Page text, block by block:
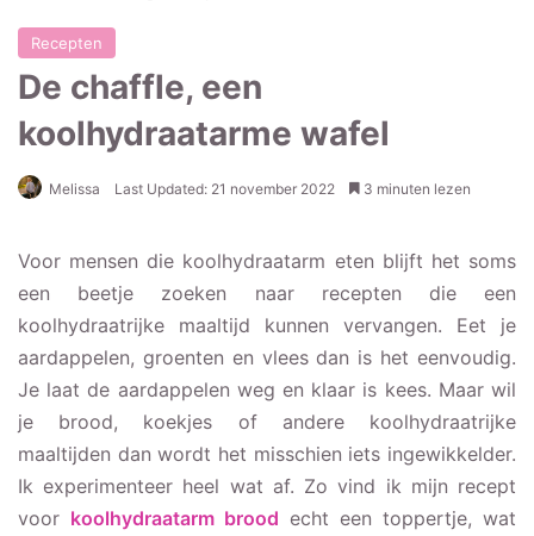
Recepten
De chaffle, een
koolhydraatarme wafel
Melissa Last Updated: 21 november 2022 3 minuten lezen
Voor mensen die koolhydraatarm eten blijft het soms
een beetje zoeken naar recepten die een
koolhydraatrijke maaltijd kunnen vervangen. Eet je
aardappelen, groenten en vlees dan is het eenvoudig.
Je laat de aardappelen weg en klaar is kees. Maar wil
je brood, koekjes of andere koolhydraatrijke
maaltijden dan wordt het misschien iets ingewikkelder.
Ik experimenteer heel wat af. Zo vind ik mijn recept
voor koolhydraatarm brood echt een toppertje, wat